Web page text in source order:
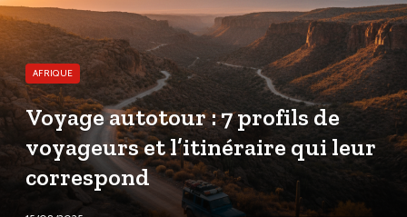
AFRIQUE
Voyage autotour : 7 profils de
voyageurs et l’itinéraire qui leur
correspond